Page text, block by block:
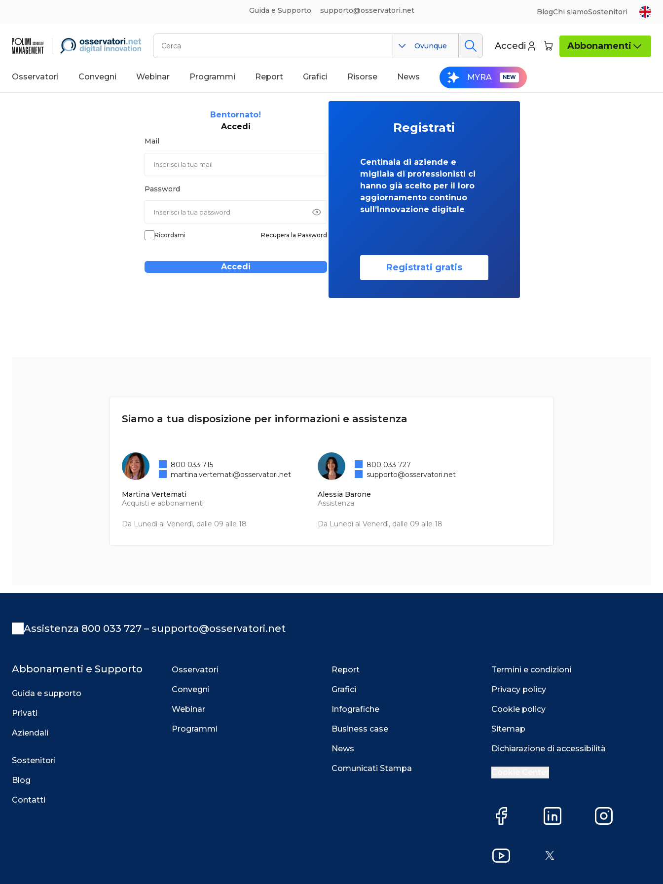
Guida e Supporto supporto@osservatori.net BlogChi siamoSostenitori
Cerca
Ovunque Accedi Abbonamenti
Osservatori Convegni Webinar Programmi Report Grafici Risorse News MYRA
Bentornato!
Accedi
Mail
Password
Ricordami Recupera la Password
Accedi
Registrati
Centinaia di aziende e
migliaia di professionisti ci
hanno già scelto per il loro
aggiornamento continuo
sull’Innovazione digitale
Registrati gratis
Siamo a tua disposizione per informazioni e assistenza
Martina Vertemati
Acquisti e abbonamenti
Da Lunedì al Venerdì, dalle 09 alle 18
800 033 715
martina.vertemati@osservatori.net
Alessia Barone
Assistenza
Da Lunedì al Venerdì, dalle 09 alle 18
800 033 727
supporto@osservatori.net
Assistenza 800 033 727 – supporto@osservatori.net
Abbonamenti e Supporto
Guida e supporto
Privati
Aziendali
Sostenitori
Blog
Contatti
Osservatori
Convegni
Webinar
Programmi
Report
Grafici
Infografiche
Business case
News
Comunicati Stampa
Termini e condizioni
Privacy policy
Cookie policy
Sitemap
Dichiarazione di accessibilità
Facebook LinkedIn Instagram
YouTube X
Accetta Più opzioni